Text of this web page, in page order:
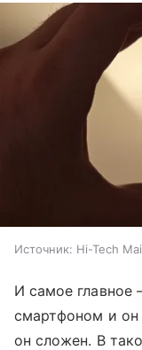
Источник: Hi-Tech
И самое главное
смартфоном и он
он сложен. В